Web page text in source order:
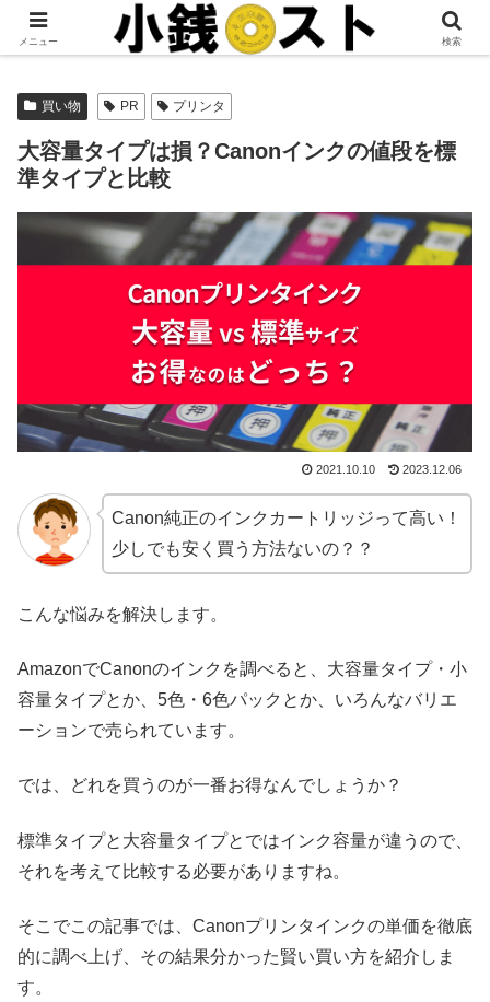
当サイトではアフィリエイト広告を掲載しています。
買い物 PR プリンタ
大容量タイプは損？Canonインクの値段を標
準タイプと比較
2021.10.10 2023.12.06
Canon純正のインクカートリッジって高い！
少しでも安く買う方法ないの？？
こんな悩みを解決します。
AmazonでCanonのインクを調べると、大容量タイプ・小
容量タイプとか、5色・6色パックとか、いろんなバリエ
ーションで売られています。
では、どれを買うのが一番お得なんでしょうか？
標準タイプと大容量タイプとではインク容量が違うので、
それを考えて比較する必要がありますね。
そこでこの記事では、Canonプリンタインクの単価を徹底
的に調べ上げ、その結果分かった賢い買い方を紹介しま
す。
メニュー 検索